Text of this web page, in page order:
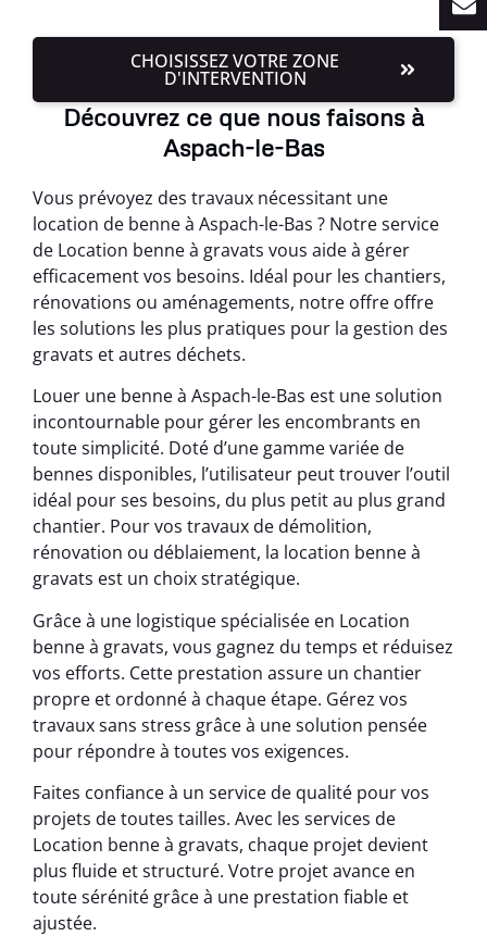
CHOISISSEZ VOTRE ZONE
D'INTERVENTION
Découvrez ce que nous faisons à
Aspach-le-Bas
Vous prévoyez des travaux nécessitant une
location de benne à Aspach-le-Bas ? Notre service
de Location benne à gravats vous aide à gérer
efficacement vos besoins. Idéal pour les chantiers,
rénovations ou aménagements, notre offre offre
les solutions les plus pratiques pour la gestion des
gravats et autres déchets.
Louer une benne à Aspach-le-Bas est une solution
incontournable pour gérer les encombrants en
toute simplicité. Doté d’une gamme variée de
bennes disponibles, l’utilisateur peut trouver l’outil
idéal pour ses besoins, du plus petit au plus grand
chantier. Pour vos travaux de démolition,
rénovation ou déblaiement, la location benne à
gravats est un choix stratégique.
Grâce à une logistique spécialisée en Location
benne à gravats, vous gagnez du temps et réduisez
vos efforts. Cette prestation assure un chantier
propre et ordonné à chaque étape. Gérez vos
travaux sans stress grâce à une solution pensée
pour répondre à toutes vos exigences.
Faites confiance à un service de qualité pour vos
projets de toutes tailles. Avec les services de
Location benne à gravats, chaque projet devient
plus fluide et structuré. Votre projet avance en
toute sérénité grâce à une prestation fiable et
ajustée.